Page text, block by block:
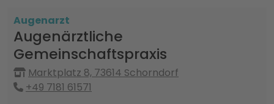
Augenarzt
Augenärztliche
Gemeinschaftspraxis
Marktplatz 8, 73614 Schorndorf
+49 7181 61571